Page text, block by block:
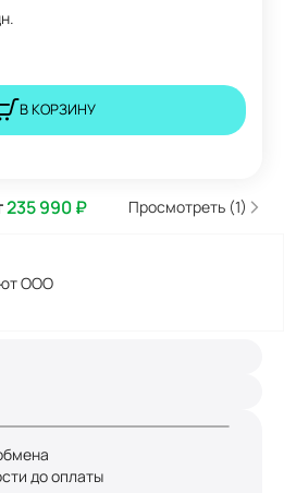
В КОРЗИНУ
235 990₽ Просмотреть (1)
ООО
до оплаты